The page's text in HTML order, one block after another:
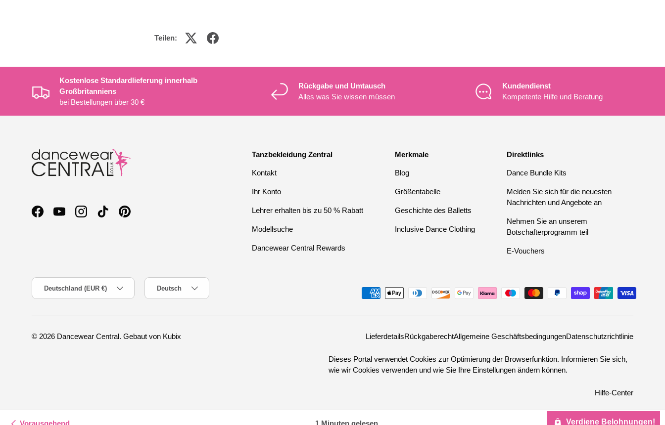
Teilen:
Vorausgehend 1 Minuten gelesen Neben
Kostenlose Standardlieferung innerhalb
Großbritanniens
bei Bestellungen über 30 €
Rückgabe und Umtausch
Alles was Sie wissen müssen
Kundendienst
Kompetente Hilfe und Beratung
FacebookYouTubeInstagramTikTokPinterest
Tanzbekleidung Zentral
Kontakt
Ihr Konto
Lehrer erhalten bis zu 50 % Rabatt
Modellsuche
Dancewear Central Rewards
Merkmale
Blog
Größentabelle
Geschichte des Balletts
Inclusive Dance Clothing
Direktlinks
Dance Bundle Kits
Melden Sie sich für die neuesten
Nachrichten und Angebote an
Nehmen Sie an unserem
Botschafterprogramm teil
E-Vouchers
Zahlungsmethoden
Land/Region
Deutschland (EUR €)
Sprache
Deutsch
© 2026 Dancewear Central. Gebaut von Kubix LieferdetailsRückgaberechtAllgemeine GeschäftsbedingungenDatenschutzrichtlinie
Dieses Portal verwendet Cookies zur Optimierung der Browserfunktion. Informieren Sie sich,
wie wir Cookies verwenden und wie Sie Ihre Einstellungen ändern können.
Hilfe-Center
Verdiene Belohnungen!